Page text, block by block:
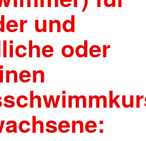
und
oder